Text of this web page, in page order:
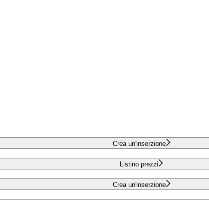
Crea un'inserzione
Listino prezzi
Crea un'inserzione